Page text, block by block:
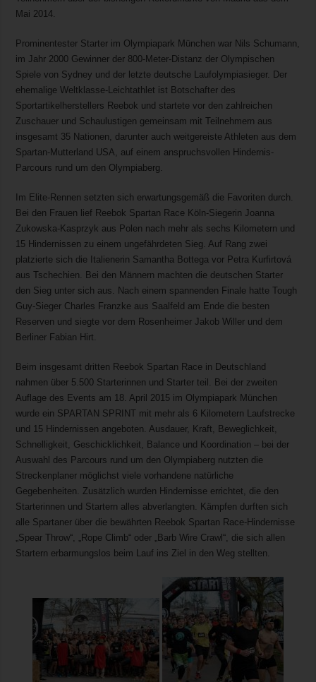
Mai 2014.
Prominentester Starter im Olympiapark München war Nils Schumann,
im Jahr 2000 Gewinner der 800-Meter-Distanz der Olympischen
Spiele von Sydney und der letzte deutsche Laufolympiasieger. Der
ehemalige Weltklasse-Leichtathlet ist Botschafter des
Sportartikelherstellers Reebok und startete vor den zahlreichen
Zuschauer und Schaulustigen gemeinsam mit Teilnehmern aus
insgesamt 35 Nationen, darunter auch weitgereiste Athleten aus dem
Spartan-Mutterland USA, auf einem anspruchsvollen Hindernis-
Parcours rund um den Olympiaberg.
Im Elite-Rennen setzten sich erwartungsgemäß die Favoriten durch.
Bei den Frauen lief Reebok Spartan Race Köln-Siegerin Joanna
Zukowska-Kasprzyk aus Polen nach mehr als sechs Kilometern und
15 Hindernissen zu einem ungefährdeten Sieg. Auf Rang zwei
platzierte sich die Italienerin Samantha Bottega vor Petra Kurfirtová
aus Tschechien. Bei den Männern machten die deutschen Starter
den Sieg unter sich aus. Nach einem spannenden Finale hatte Tough
Guy-Sieger Charles Franzke aus Saalfeld am Ende die besten
Reserven und siegte vor dem Rosenheimer Jakob Willer und dem
Berliner Fabian Hirt.
Beim insgesamt dritten Reebok Spartan Race in Deutschland
nahmen über 5.500 Starterinnen und Starter teil. Bei der zweiten
Auflage des Events am 18. April 2015 im Olympiapark München
wurde ein SPARTAN SPRINT mit mehr als 6 Kilometern Laufstrecke
und 15 Hindernissen angeboten. Ausdauer, Kraft, Beweglichkeit,
Schnelligkeit, Geschicklichkeit, Balance und Koordination – bei der
Auswahl des Parcours rund um den Olympiaberg nutzten die
Streckenplaner möglichst viele vorhandene natürliche
Gegebenheiten. Zusätzlich wurden Hindernisse errichtet, die den
Starterinnen und Startern alles abverlangten. Kämpfen durften sich
alle Spartaner über die bewährten Reebok Spartan Race-Hindernisse
„Spear Throw“, „Rope Climb“ oder „Barb Wire Crawl“, die sich allen
Startern erbarmungslos beim Lauf ins Ziel in den Weg stellten.